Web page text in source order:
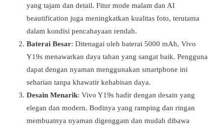
yang tajam dan detail. Fitur mode malam dan AI
beautification juga meningkatkan kualitas foto, terutama
dalam kondisi pencahayaan rendah.
Baterai Besar: Ditenagai oleh baterai 5000 mAh, Vivo
Y19s menawarkan daya tahan yang sangat baik. Pengguna
dapat dengan nyaman menggunakan smartphone ini
seharian tanpa khawatir kehabisan daya.
Desain Menarik: Vivo Y19s hadir dengan desain yang
elegan dan modern. Bodinya yang ramping dan ringan
membuatnya nyaman digenggam dan mudah dibawa